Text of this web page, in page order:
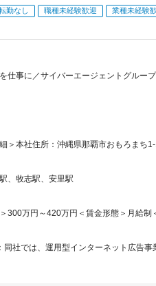
勤なし 職種未経験歓迎 業種未経験
仕事に／サイバーエージェントグルー
＞本社住所：沖縄県那覇市おもろまち
、牧志駅、安里駅
300万円～420万円＜賃金形態＞月給
同社では、運用型インターネット広告